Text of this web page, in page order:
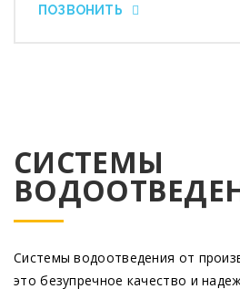
ПОЗВОНИТЬ
СИСТЕМЫ
Системы водоотведения от
это безупречное качество и